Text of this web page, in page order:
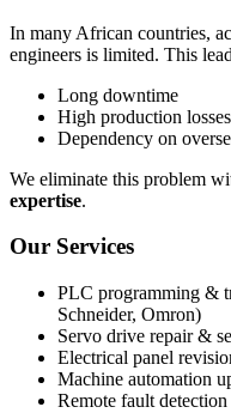
In many African countries,
engineers is limited. This
Long downtime
High production losses
Dependency on
We eliminate this problem
expertise.
Our Services
PLC programming &
Schneider, Omron)
Servo drive repair &
Electrical panel
Machine automation
Remote fault